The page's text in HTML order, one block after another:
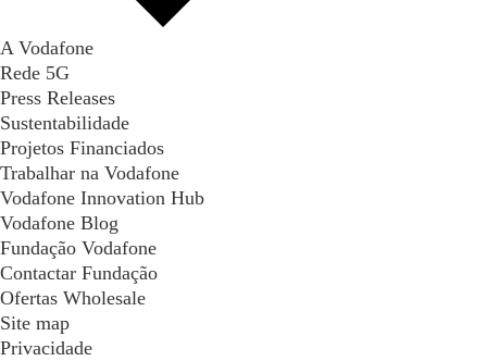
A Vodafone
Rede 5G
Press Releases
Sustentabilidade
Projetos Financiados
Trabalhar na Vodafone
Vodafone Innovation Hub
Vodafone Blog
Fundação Vodafone
Contactar Fundação
Ofertas Wholesale
Site map
Privacidade